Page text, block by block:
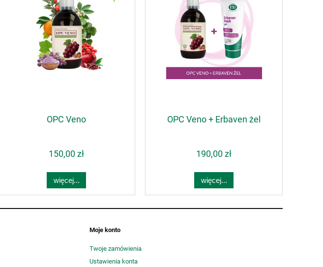
OPC Veno
150,00 zł
więcej...
OPC Veno + Erbaven żel
190,00 zł
więcej...
Moje konto
Twoje zamówienia
Ustawienia konta